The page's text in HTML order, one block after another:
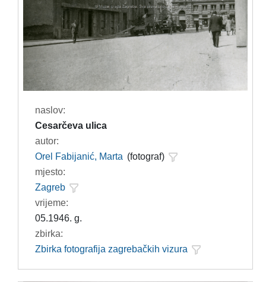
naslov:
Cesarčeva ulica
autor:
Orel Fabijanić, Marta (fotograf)
mjesto:
Zagreb
vrijeme:
05.1946. g.
zbirka:
Zbirka fotografija zagrebačkih vizura